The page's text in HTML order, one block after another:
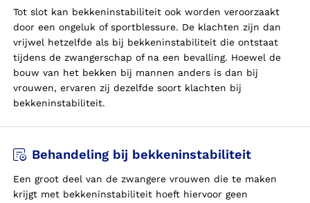
Tot slot kan bekkeninstabiliteit ook worden veroorzaakt
door een ongeluk of sportblessure. De klachten zijn dan
vrijwel hetzelfde als bij bekkeninstabiliteit die ontstaat
tijdens de zwangerschap of na een bevalling. Hoewel de
bouw van het bekken bij mannen anders is dan bij
vrouwen, ervaren zij dezelfde soort klachten bij
bekkeninstabiliteit.
Behandeling bij bekkeninstabiliteit
Een groot deel van de zwangere vrouwen die te maken
krijgt met bekkeninstabiliteit hoeft hiervoor geen